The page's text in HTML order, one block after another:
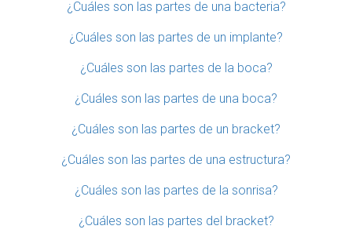
¿Cuáles son las partes de una bacteria?
¿Cuáles son las partes de un implante?
¿Cuáles son las partes de la boca?
¿Cuáles son las partes de una boca?
¿Cuáles son las partes de un bracket?
¿Cuáles son las partes de una estructura?
¿Cuáles son las partes de la sonrisa?
¿Cuáles son las partes del bracket?